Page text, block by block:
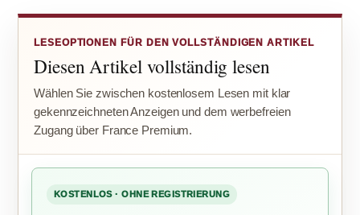
LESEOPTIONEN FÜR DEN VOLLSTÄNDIGEN ARTIKEL
Diesen Artikel vollständig lesen
Wählen Sie zwischen kostenlosem Lesen mit klar
gekennzeichneten Anzeigen und dem werbefreien
Zugang über France Premium.
KOSTENLOS · OHNE REGISTRIERUNG